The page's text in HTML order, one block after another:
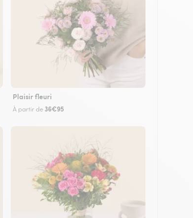
Plaisir fleuri
À partir de 36€95